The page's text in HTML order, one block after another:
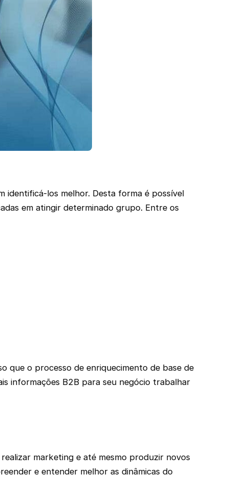
identificá-los melhor. Desta forma é possível
em atingir determinado grupo. Entre os
que o processo de enriquecimento de base de
informações B2B para seu negócio trabalhar
marketing e até mesmo produzir novos
e entender melhor as dinâmicas do